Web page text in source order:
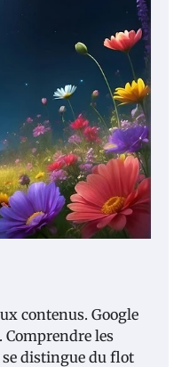
contenus. Google
Comprendre les
se distingue du flot